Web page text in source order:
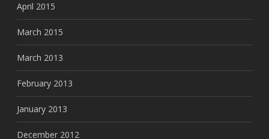
April 2015
March 2015
March 2013
February 2013
January 2013
December 2012